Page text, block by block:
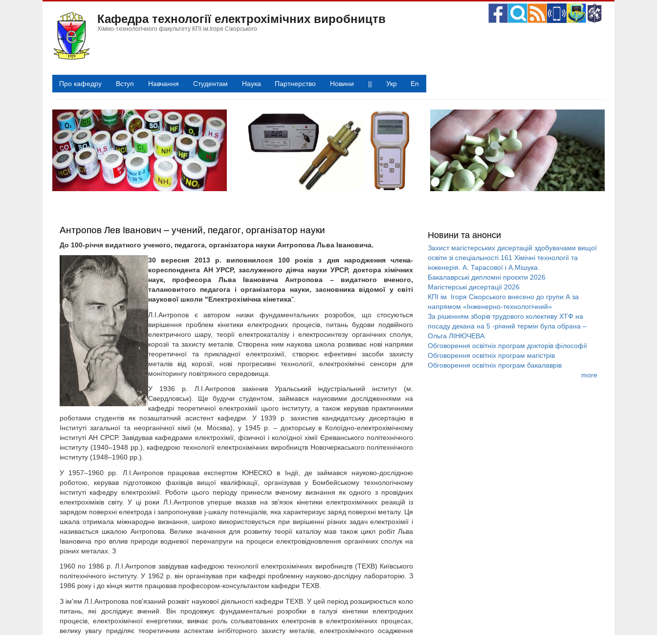
Кафедра технології електрохімічних виробництв
Хіміко-технологічного факультету КПІ ім.Ігоря Сікорського
Про кафедру Вступ Навчання Студентам Наука Партнерство Новини || Укр En
Антропов Лев Іванович – учений, педагог, організатор науки
До 100-річчя видатного ученого, педагога, організатора науки Антропова Льва Івановича.
30 вересня 2013 р. виповнилося 100 років з дня народження члена-
кореспондента АН УРСР, заслуженого діяча науки УРСР, доктора хімічних
наук, професора Льва Івановича Антропова – видатного вченого,
талановитого педагога і організатора науки, засновника відомої у світі
наукової школи "Електрохімічна кінетика".
Л.І.Антропов є автором низки фундаментальних розробок, що стосуються
вирішення проблем кінетики електродних процесів, питань будови подвійного
електричного шару, теорії електрокаталізу і електросинтезу органічних сполук,
корозії та захисту металів. Створена ним наукова школа розвиває нові напрями
теоретичної та прикладної електрохімії, створює ефективні засоби захисту
металів від корозії, нові прогресивні технології, електрохімічні сенсори для
моніторингу повітряного середовища.
У 1936 р. Л.І.Антропов закінчив Уральський індустріальний інститут (м.
Свердловськ). Ще будучи студентом, займався науковими дослідженнями на
кафедрі теоретичної електрохімії цього інституту, а також керував практичними
роботами студентів як позаштатний асистент кафедри. У 1939 р. захистив кандидатську дисертацію в
Інституті загальної та неорганічної хімії (м. Москва), у 1945 р. – докторську в Колоїдно-електрохімічному
інституті АН СРСР. Завідував кафедрами електрохімії, фізичної і колоїдної хімії Єреванського політехнічного
інституту (1940–1948 рр.), кафедрою технології електрохімічних виробництв Новочеркаського політехнічного
інституту (1948–1960 рр.).
У 1957–1960 рр. Л.І.Антропов працював експертом ЮНЕСКО в Індії, де займався науково-дослідною
роботою, керував підготовкою фахівців вищої кваліфікації, організував у Бомбейському технологічному
інституті кафедру електрохімії. Роботи цього періоду принесли вченому визнання як одного з провідних
електрохіміків світу. У ці роки Л.І.Антропов уперше вказав на зв'язок кінетики електрохімічних реакцій із
зарядом поверхні електрода і запропонував j-шкалу потенціалів, яка характеризує заряд поверхні металу. Ця
шкала отримала міжнародне визнання, широко використовується при вирішенні різних задач електрохімії і
називається шкалою Антропова. Велике значення для розвитку теорії каталізу мав також цикл робіт Льва
Івановича про вплив природи водневої перенапруги на процеси електровідновлення органічних сполук на
різних металах. З
1960 по 1986 р. Л.І.Антропов завідував кафедрою технології електрохімічних виробництв (ТЕХВ) Київського
політехнічного інституту. У 1962 р. він організував при кафедрі проблемну науково-дослідну лабораторію. З
1986 року і до кінця життя працював професором-консультантом кафедри ТЕХВ.
З ім'ям Л.І.Антропова пов'язаний розквіт наукової діяльності кафедри ТЕХВ. У цей період розширюється коло
питань, які досліджує вчений. Він продовжує фундаментальні розробки в галузі кінетики електродних
процесів, електрохімічної енергетики, вивчає роль сольватованих електронів в електрохімічних процесах,
велику увагу приділяє теоретичним аспектам інгібіторного захисту металів, електрохімічного осадження
Новини та анонси
Захист магістерських дисертацій здобувачами вищої
освіти зі спеціальності 161 Хімічні технології та
інженерія. А. Тарасової і А.Мішука.
Бакалаврські дипломні проєкти 2026
Магістерські дисертації 2026
КПІ ім. Ігоря Сікорського внесено до групи А за
напрямом «Інженерно-технологічний»
За рішенням зборів трудового колективу ХТФ на
посаду декана на 5 -річний термін була обрана –
Ольга ЛІНЮЧЕВА
Обговорення освітніх програм докторів філософії
Обговорення освітніх програм магістрів
Обговорення освітніх програм бакалаврів
more